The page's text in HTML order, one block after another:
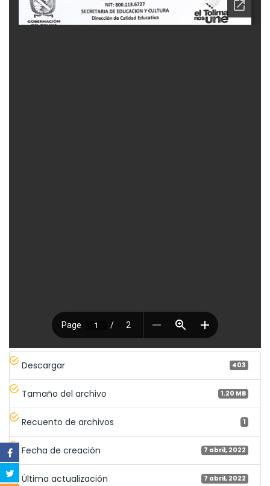
Descargar 403
Tamaño del archivo 1.20 MB
Recuento de archivos 1
Fecha de creación 7 abril, 2022
Última actualización 7 abril, 2022